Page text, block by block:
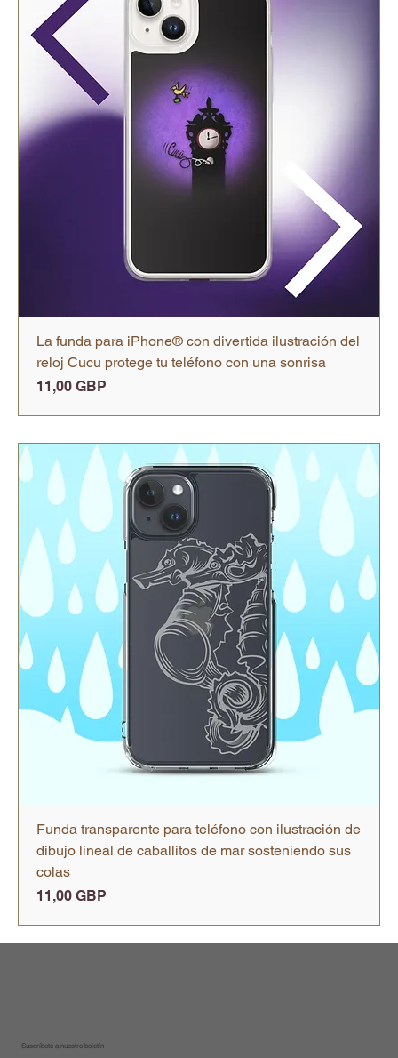
La funda para iPhone® con divertida ilustración del
reloj Cucu protege tu teléfono con una sonrisa
Precio
11,00 GBP
Funda transparente para teléfono con ilustración de
dibujo lineal de caballitos de mar sosteniendo sus
colas
Precio
11,00 GBP
Suscríbete a nuestro boletín